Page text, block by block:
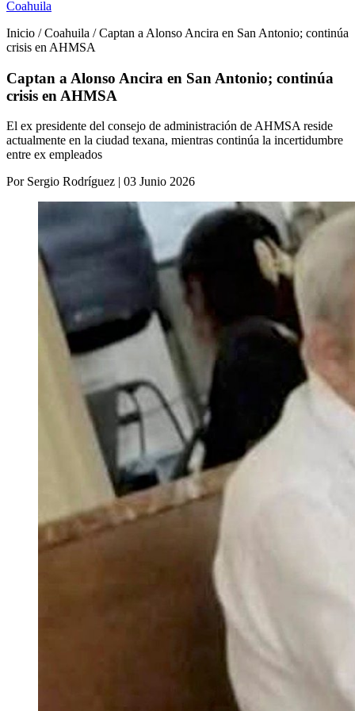
Coahuila
Inicio / Coahuila / Captan a Alonso Ancira en San Antonio; continúa
crisis en AHMSA
Captan a Alonso Ancira en San Antonio; continúa
crisis en AHMSA
El ex presidente del consejo de administración de AHMSA reside
actualmente en la ciudad texana, mientras continúa la incertidumbre
entre ex empleados
Por Sergio Rodríguez | 03 Junio 2026